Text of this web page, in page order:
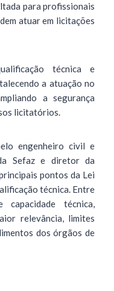
para profissionais
atuar em licitações
técnica e
a atuação no
a segurança
licitatórios.
engenheiro civil e
Sefaz e diretor da
pontos da Lei
técnica. Entre
técnica,
relevância, limites
dos órgãos de